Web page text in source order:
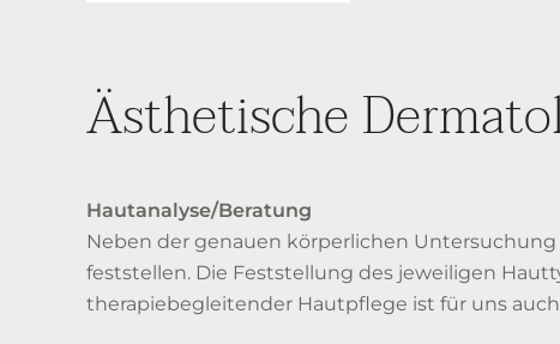
Ästhetische
Hautanalyse/Beratung
Neben der genauen körperlichen
feststellen. Die Feststellung des jeweiligen
therapiebegleitender Hautpflege ist für uns